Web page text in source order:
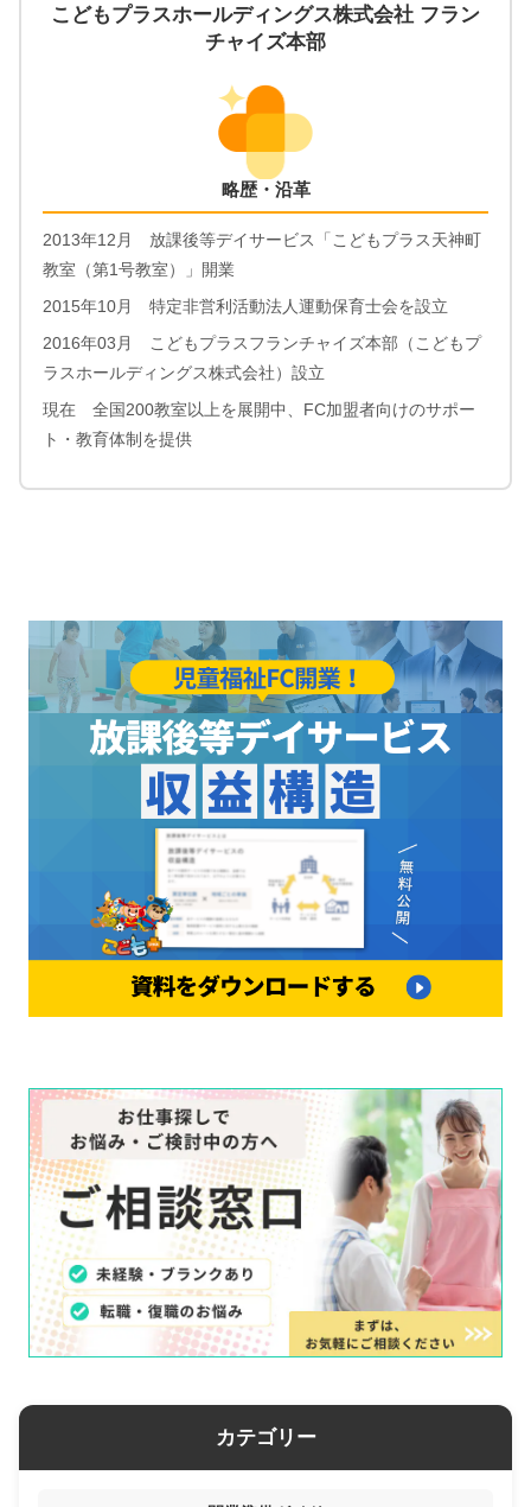
こどもプラスホールディングス株式会社 フラン
チャイズ本部
略歴・沿革
2013年12月 放課後等デイサービス「こどもプラス天神町
教室（第1号教室）」開業
2015年10月 特定非営利活動法人運動保育士会を設立
2016年03月 こどもプラスフランチャイズ本部（こどもプ
ラスホールディングス株式会社）設立
現在 全国200教室以上を展開中、FC加盟者向けのサポー
ト・教育体制を提供
カテゴリー